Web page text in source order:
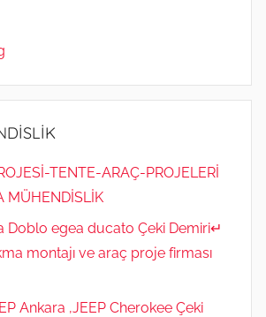
TENTE-ARAÇ-PROJELERİ
MÜHENDİSLİK
Doblo egea ducato Çeki Demiri↵
montajı ve araç proje firması
Ankara ,JEEP Cherokee Çeki